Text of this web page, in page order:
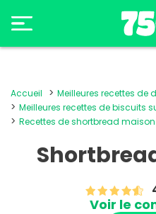
Accueil
Meilleures recettes de
Meilleures recettes de biscuits
Recettes de shortbread maison
Voir le